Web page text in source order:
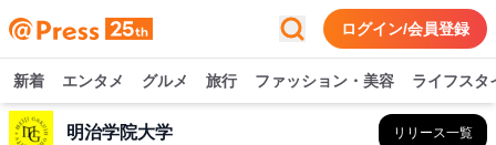
ログイン/会員登録
新着 エンタメ グルメ 旅行 ファッション・美容 ライフスタ
明治学院大学 リリース一覧